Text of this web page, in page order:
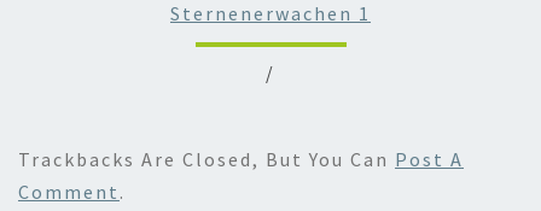
Sternenerwachen 1
/
Trackbacks Are Closed, But You Can Post A
Comment .